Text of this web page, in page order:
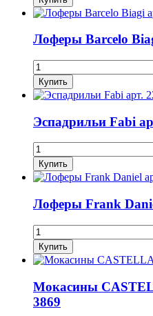
Лоферы Barcelo
Эспадрильи Fabi
Лоферы Frank
Мокасины
3869